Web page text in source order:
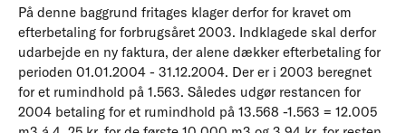
På denne baggrund fritages klager derfor for kravet om
efterbetaling for forbrugsåret 2003. Indklagede skal derfor
udarbejde en ny faktura, der alene dækker efterbetaling for
perioden 01.01.2004 - 31.12.2004. Der er i 2003 beregnet
for et rumindhold på 1.563. Således udgør restancen for
2004 betaling for et rumindhold på 13.568 -1.563 = 12.005